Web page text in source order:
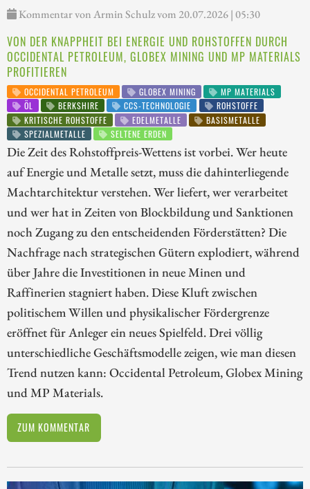
Kommentar von Armin Schulz vom 20.07.2026 | 05:30
VON DER KNAPPHEIT BEI ENERGIE UND ROHSTOFFEN DURCH
OCCIDENTAL PETROLEUM, GLOBEX MINING UND MP MATERIALS
PROFITIEREN
OCCIDENTAL PETROLEUM GLOBEX MINING
MP MATERIALS
ÖL
BERKSHIRE CCS-TECHNOLOGIE
ROHSTOFFE
KRITISCHE ROHSTOFFE
EDELMETALLE
BASISMETALLE
SPEZIALMETALLE
SELTENE ERDEN
Die Zeit des Rohstoffpreis-Wettens ist vorbei. Wer heute
auf Energie und Metalle setzt, muss die dahinterliegende
Machtarchitektur verstehen. Wer liefert, wer verarbeitet
und wer hat in Zeiten von Blockbildung und Sanktionen
noch Zugang zu den entscheidenden Förderstätten? Die
Nachfrage nach strategischen Gütern explodiert, während
über Jahre die Investitionen in neue Minen und
Raffinerien stagniert haben. Diese Kluft zwischen
politischem Willen und physikalischer Fördergrenze
eröffnet für Anleger ein neues Spielfeld. Drei völlig
unterschiedliche Geschäftsmodelle zeigen, wie man diesen
Trend nutzen kann: Occidental Petroleum, Globex Mining
und MP Materials.
ZUM KOMMENTAR